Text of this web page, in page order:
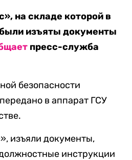
на складе которой в
изъяты документы
пресс-служба
безопасности
в аппарат ГСУ
изъяли документы,
инструкции